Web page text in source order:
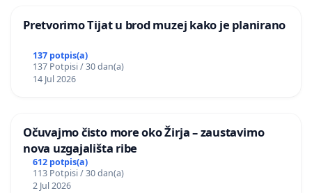
Pretvorimo Tijat u brod muzej kako je planirano
137 potpis(a)
137 Potpisi / 30 dan(a)
14 Jul 2026
Očuvajmo čisto more oko Žirja – zaustavimo
nova uzgajališta ribe
612 potpis(a)
113 Potpisi / 30 dan(a)
2 Jul 2026